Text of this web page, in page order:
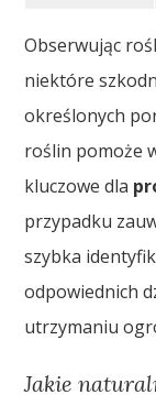
Obserwując
niektóre
określonych
roślin pomoże
kluczowe dla
przypadku
szybka
odpowiednich
utrzymaniu
Jakie